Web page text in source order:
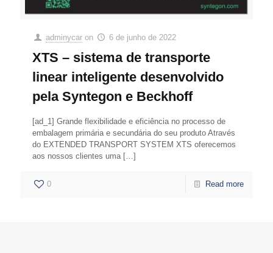
adminycar on 6 de junho de 2022
XTS – sistema de transporte
linear inteligente desenvolvido
pela Syntegon e Beckhoff
[ad_1] Grande flexibilidade e eficiência no processo de
embalagem primária e secundária do seu produto Através
do EXTENDED TRANSPORT SYSTEM XTS oferecemos
aos nossos clientes uma […]
0 Read more